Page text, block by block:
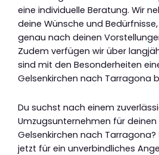
eine individuelle Beratung. Wir
deine Wünsche und
genau nach deinen
Zudem verfügen wir über
sind mit den Besonderheiten
Gelsenkirchen nach Tarragona
Du suchst nach einem
Umzugsunternehmen für deinen
Gelsenkirchen nach Tarragona?
jetzt für ein unverbindliches